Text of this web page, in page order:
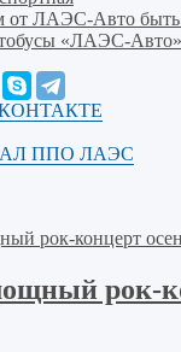
от ЛАЭС-Авто
«ЛАЭС-Авто»
ППО ЛАЭС
рок-